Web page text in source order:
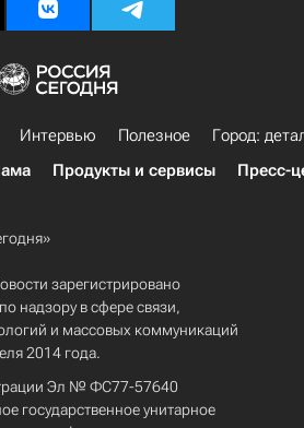
Интервью Полезное
Город:
Продукты и сервисы Пресс-
зарегистрировано
надзору в сфере связи,
и массовых коммуникаций
2014 года.
Эл № ФС77-57640
государственное унитарное